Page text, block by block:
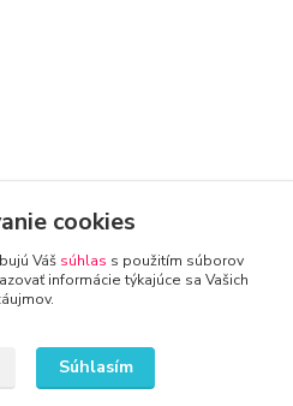
cookies
Váš súhlas s použitím súborov
informácie týkajúce sa Vašich
Súhlasím